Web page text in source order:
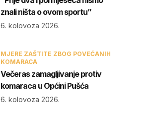
znali ništa o ovom sportu”
6. kolovoza 2026.
MJERE ZAŠTITE ZBOG POVEĆANIH
KOMARACA
Večeras zamagljivanje protiv
komaraca u Općini Pušća
6. kolovoza 2026.